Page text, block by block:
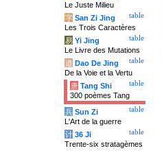
Le Juste Milieu
table
字 San Zi Jing
Les Trois Caractères
table
易 Yi Jing
Le Livre des Mutations
table
道 Dao De Jing
De la Voie et la Vertu
table
唐 Tang Shi
300 poèmes Tang
table
兵 Sun Zi
L'Art de la guerre
table
计 36 Ji
Trente-six stratagèmes